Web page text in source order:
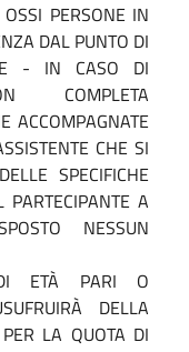
PERSONE IN
DAL PUNTO DI
- IN CASO DI
COMPLETA
ACCOMPAGNATE
CHE SI
SPECIFICHE
PARTECIPANTE A
NESSUN
DI ETÀ PARI O
DELLA
LA QUOTA DI